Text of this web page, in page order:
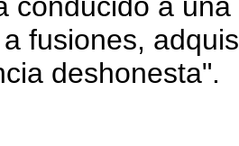
fusiones,
deshonesta".